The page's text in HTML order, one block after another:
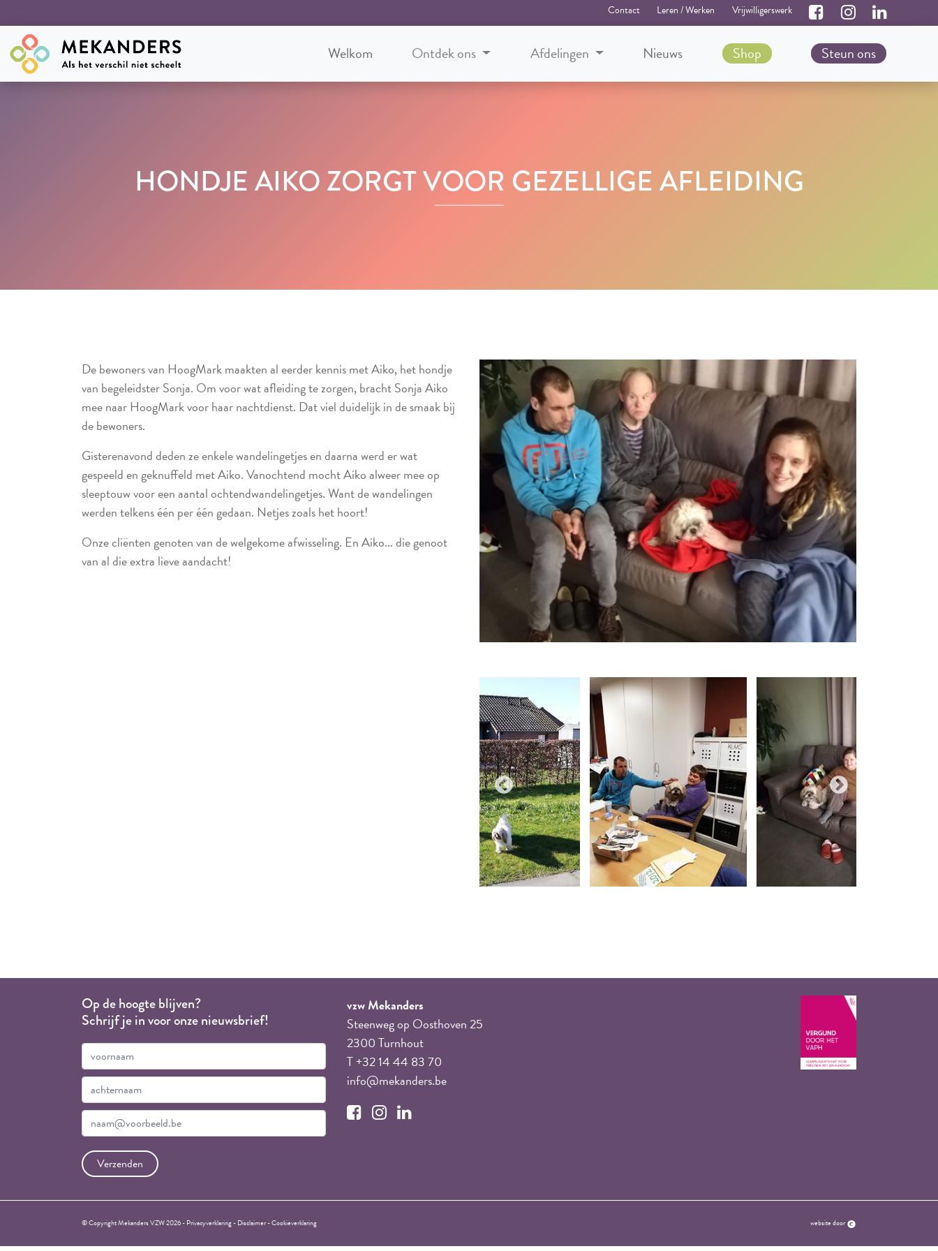
Contact Leren / Werken Vrijwilligerswerk
Welkom Ontdek ons Afdelingen Nieuws Shop Steun ons
HONDJE AIKO ZORGT VOOR GEZELLIGE AFLEIDING
De bewoners van HoogMark maakten al eerder kennis met Aiko, het hondje
van begeleidster Sonja. Om voor wat afleiding te zorgen, bracht Sonja Aiko
mee naar HoogMark voor haar nachtdienst. Dat viel duidelijk in de smaak bij
de bewoners.
Gisterenavond deden ze enkele wandelingetjes en daarna werd er wat
gespeeld en geknuffeld met Aiko. Vanochtend mocht Aiko alweer mee op
sleeptouw voor een aantal ochtendwandelingetjes. Want de wandelingen
werden telkens één per één gedaan. Netjes zoals het hoort!
Onze cliënten genoten van de welgekome afwisseling. En Aiko... die genoot
van al die extra lieve aandacht!
Op de hoogte blijven?
Schrijf je in voor onze nieuwsbrief!
vzw Mekanders
Steenweg op Oosthoven 25
2300 Turnhout
T +32 14 44 83 70
info@mekanders.be
© Copyright Mekanders VZW 2026 - Privacyverklaring- Disclaimer-Cookieverklaring website door